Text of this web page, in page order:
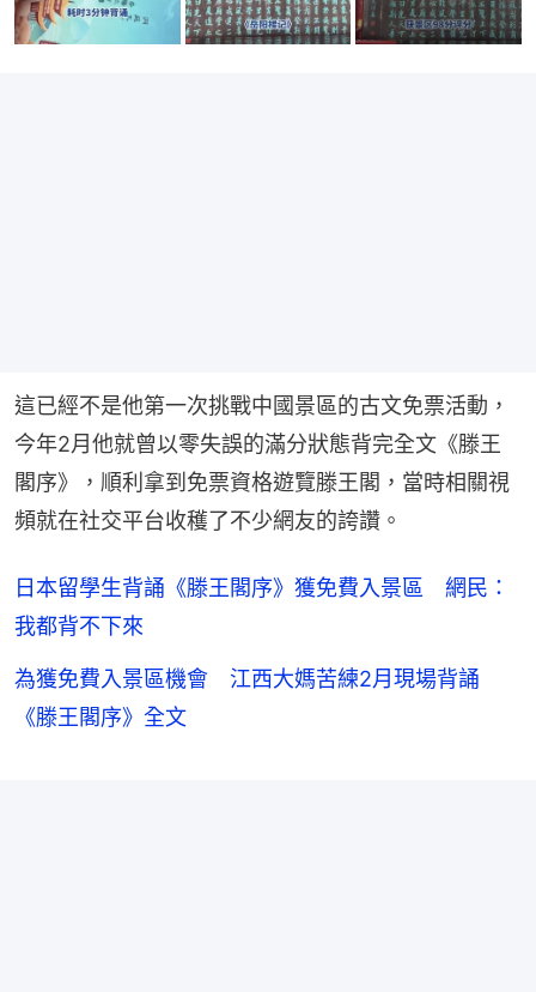
這已經不是他第一次挑戰中國景區的古文免票活動，
今年2月他就曾以零失誤的滿分狀態背完全文《滕王
閣序》，順利拿到免票資格遊覽滕王閣，當時相關視
頻就在社交平台收穫了不少網友的誇讚。
日本留學生背誦《滕王閣序》獲免費入景區 網民：
我都背不下來
為獲免費入景區機會 江西大媽苦練2月現場背誦
《滕王閣序》全文